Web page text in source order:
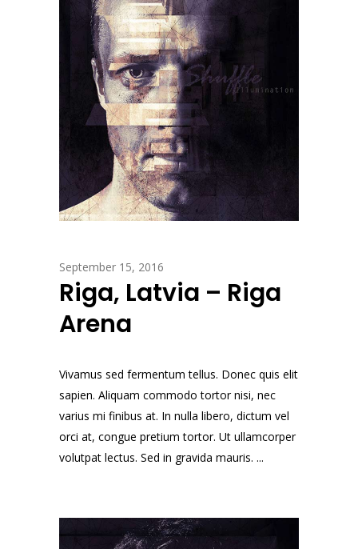
September 15, 2016
Riga, Latvia – Riga
Arena
Vivamus sed fermentum tellus. Donec quis elit
sapien. Aliquam commodo tortor nisi, nec
varius mi finibus at. In nulla libero, dictum vel
orci at, congue pretium tortor. Ut ullamcorper
volutpat lectus. Sed in gravida mauris. ...